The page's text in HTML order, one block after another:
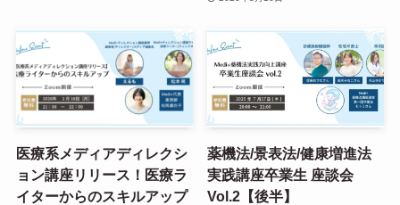
医療系メディアディレクシ
ョン講座リリース！医療ラ
イターからのスキルアップ
薬機法/景表法/健康増進法
実践講座卒業生 座談会
Vol.2【後半】